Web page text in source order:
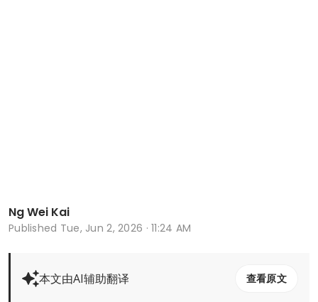
Ng Wei Kai
Published Tue, Jun 2, 2026 · 11:24 AM
本文由AI辅助翻译 查看原文